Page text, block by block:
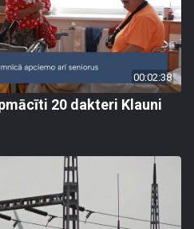
00:02:38
20 dakteri Klauni